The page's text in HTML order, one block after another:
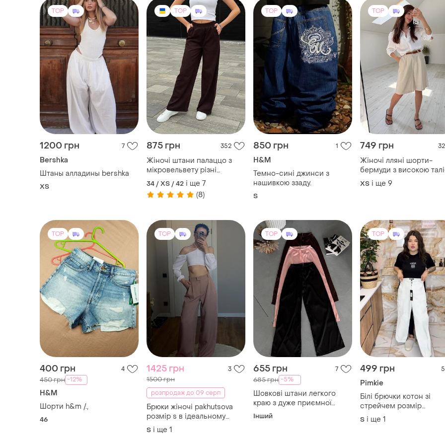
1200 грн 7
Bershka
Штаны алладины bershka
ХS
875 грн 352
Жіночі штани палаццо з
мікровельвету різні
кольори 42-56 xs-4xl
34 / XS / 42 і ще
(8)
850 грн 1
H&M
Темно-сині джинси з
нашивкою ззаду.
749 грн
Жіночі лляні шорти-
бермуди з високою
та кишенями | 42–60
розмір | чорні, бежеві,
молочні
9
400 грн
450 грн -12%
H&M
Шорти h&m /.,
TOP
1425 грн
1500 грн
розпродаж до 09 серп
Брюки жіночі pakhutsova
розмір s в ідеальному
655 грн
685 грн -5%
Шовкові штани легкого
краю з дуже приємної
тканини
499 грн 5
Pimkie
Білі брючки котон зі
стрейчем розмір
повномірна с
S і ще 1